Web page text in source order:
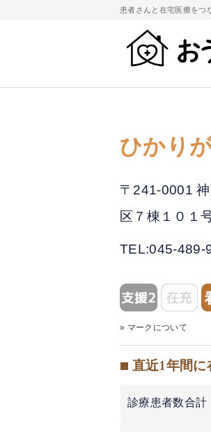
患者さんと在宅医療をつ
ひかり
〒241-0001
区７棟１０１
TEL:045-
» マークについて
■ 直近1年間
診療患者数合計